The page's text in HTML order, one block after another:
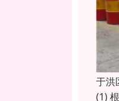
于洪
(1)